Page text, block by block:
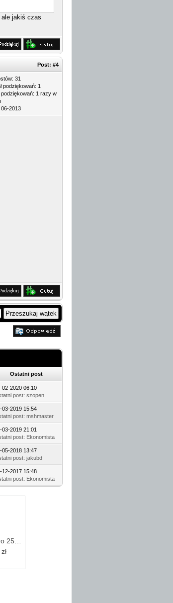
ale jakiś czas
Post: #4
31
podziękowań: 1
podziękowań: 1 razy w
06-2013
Ostatni post
02-2020 06:10
post: szopen
03-2019 15:54
post: mshmaster
03-2019 21:01
post: Ekonomista
05-2018 13:47
post: jakubd
12-2017 15:48
post: Ekonomista
Apple iPhone 17 Pro 256GB Głębinowy błękit
zł